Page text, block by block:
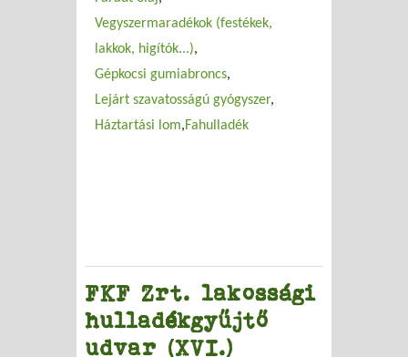
Vegyszermaradékok (festékek,
lakkok, higítók...)
Gépkocsi gumiabroncs
Lejárt szavatosságú gyógyszer
Háztartási lom Fahulladék
FKF Zrt. lakossági
hulladékgyűjtő
udvar (XVI.)